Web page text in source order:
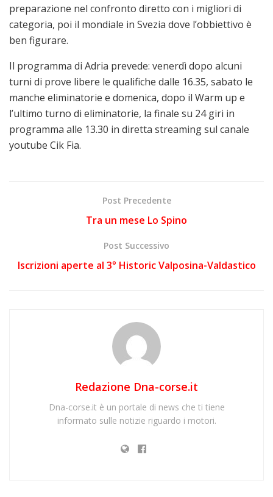
preparazione nel confronto diretto con i migliori di
categoria, poi il mondiale in Svezia dove l’obbiettivo è
ben figurare.
Il programma di Adria prevede: venerdì dopo alcuni
turni di prove libere le qualifiche dalle 16.35, sabato le
manche eliminatorie e domenica, dopo il Warm up e
l’ultimo turno di eliminatorie, la finale su 24 giri in
programma alle 13.30 in diretta streaming sul canale
youtube Cik Fia.
Post Precedente
Tra un mese Lo Spino
Post Successivo
Iscrizioni aperte al 3° Historic Valposina-Valdastico
Redazione Dna-corse.it
Dna-corse.it è un portale di news che ti tiene
informato sulle notizie riguardo i motori.